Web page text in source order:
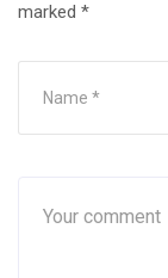
marked *